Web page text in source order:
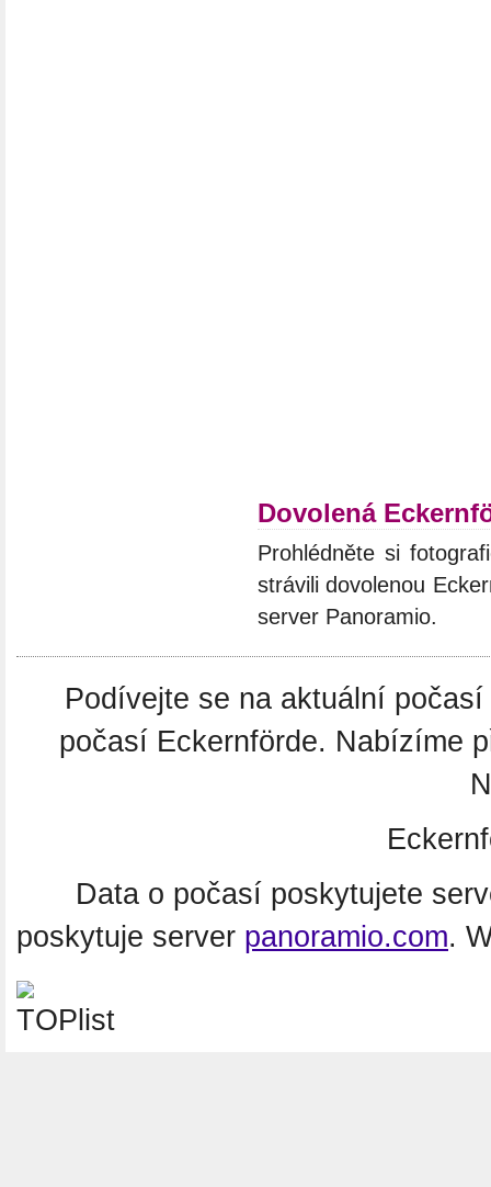
Dovolená
Prohlédněte si
strávili dovolenou
server Panoramio.
Podívejte se na aktuální
počasí Eckernförde. Nabízíme
Data o počasí poskytujete
poskytuje server panoramio.com.